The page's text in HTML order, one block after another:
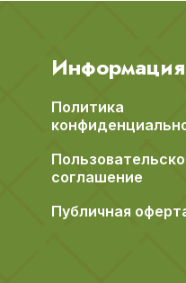
Информация
Политика
соглашение
Публичная